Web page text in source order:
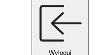
Wyloguj